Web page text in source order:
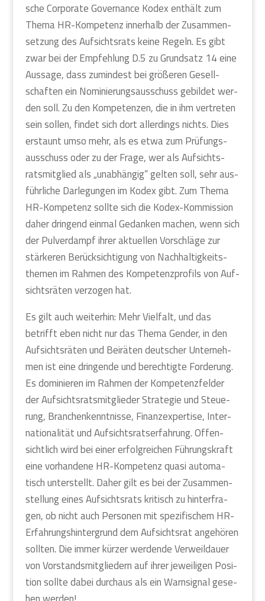
sche Cor­po­ra­te Gover­nan­ce Kodex ent­hält zum
The­ma HR-Kom­pe­tenz inner­halb der Zusam­men­
set­zung des Auf­sichts­rats kei­ne Regeln. Es gibt
zwar bei der Emp­feh­lung D.5 zu Grund­satz 14 eine
Aus­sa­ge, dass zumin­dest bei grö­ße­ren Gesell­
schaf­ten ein Nomi­nie­rungs­aus­schuss gebil­det wer­
den soll. Zu den Kom­pe­ten­zen, die in ihm ver­tre­ten
sein sol­len, fin­det sich dort aller­dings nichts. Dies
erstaunt umso mehr, als es etwa zum Prü­fungs­
aus­schuss oder zu der Fra­ge, wer als Auf­sichts­
rats­mit­glied als „unab­hän­gig“ gel­ten soll, sehr aus­
führ­li­che Dar­le­gun­gen im Kodex gibt. Zum The­ma
HR-Kom­pe­tenz soll­te sich die Kodex-Kom­mis­si­on
daher drin­gend ein­mal Gedan­ken machen, wenn sich
der Pul­ver­dampf ihrer aktu­el­len Vor­schlä­ge zur
stär­ke­ren Berück­sich­ti­gung von Nach­hal­tig­keits­
the­men im Rah­men des Kom­pe­tenz­pro­fils von Auf­
sichts­rä­ten ver­zo­gen hat.
Es gilt auch wei­ter­hin: Mehr Viel­falt, und das
betrifft eben nicht nur das The­ma Gen­der, in den
Auf­sichts­rä­ten und Bei­rä­ten deut­scher Unter­neh­
men ist eine drin­gen­de und berech­tig­te For­de­rung.
Es domi­nie­ren im Rah­men der Kom­pe­tenz­fel­der
der Auf­sichts­rats­mit­glie­der Stra­te­gie und Steue­
rung, Bran­chen­kennt­nis­se, Finanz­ex­per­ti­se, Inter­
na­tio­na­li­tät und Auf­sichts­rats­er­fah­rung. Offen­
sicht­lich wird bei einer erfolg­rei­chen Füh­rungs­kraft
eine vor­han­de­ne HR-Kom­pe­tenz qua­si auto­ma­
tisch unter­stellt. Daher gilt es bei der Zusam­men­
stel­lung eines Auf­sichts­rats kri­tisch zu hin­ter­fra­
gen, ob nicht auch Per­so­nen mit spe­zi­fi­schem HR-
Erfah­rungs­hin­ter­grund dem Auf­sichts­rat ange­hö­ren
soll­ten. Die immer kür­zer wer­den­de Ver­weil­dau­er
von Vor­stands­mit­glie­dern auf ihrer jewei­li­gen Posi­
ti­on soll­te dabei durch­aus als ein Warn­si­gnal gese­